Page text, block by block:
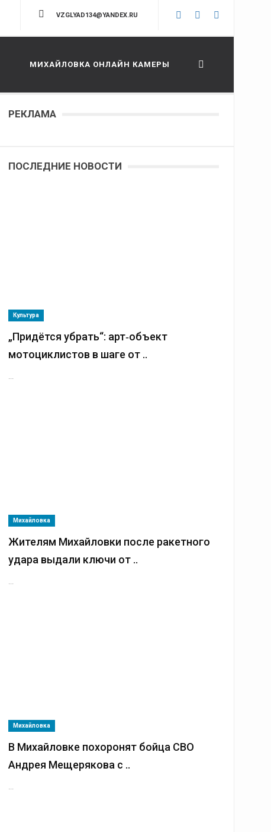
VZGLYAD134@YANDEX.RU
МИХАЙЛОВКА ОНЛАЙН КАМЕРЫ
РЕКЛАМА
ПОСЛЕДНИЕ НОВОСТИ
Культура
„Придётся убрать“: арт‑объект
мотоциклистов в шаге от ..
...
Михайловка
Жителям Михайловки после ракетного
удара выдали ключи от ..
...
Михайловка
В Михайловке похоронят бойца СВО
Андрея Мещерякова с ..
...